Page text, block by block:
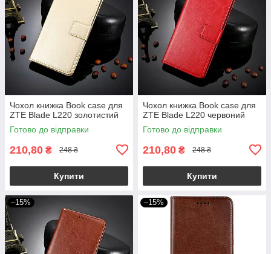
Чохол книжка Book case для
ZTE Blade L220 золотистий
Готово до відправки
210,80 ₴ 248 ₴
Купити
Чохол книжка Book case для
ZTE Blade L220 червоний
Готово до відправки
210,80 ₴ 248 ₴
Купити
–15% –15%